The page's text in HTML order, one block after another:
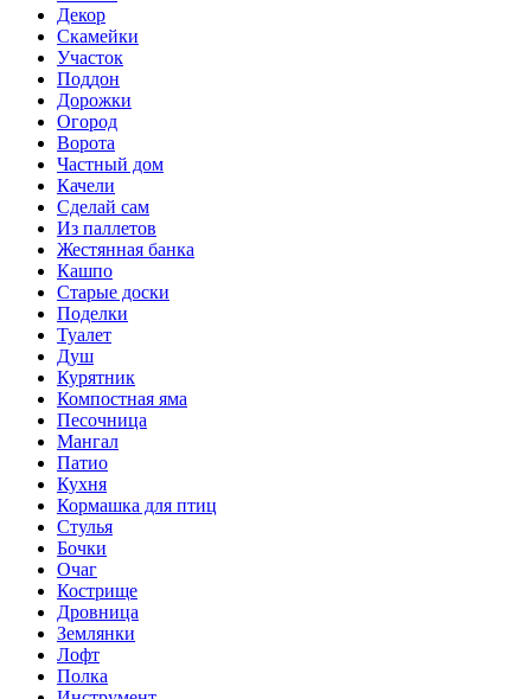
Декор
Скамейки
Участок
Поддон
Дорожки
Огород
Ворота
Частный дом
Качели
Сделай сам
Из паллетов
Жестянная банка
Кашпо
Старые доски
Поделки
Туалет
Душ
Курятник
Компостная яма
Песочница
Мангал
Патио
Кухня
Кормашка для птиц
Стулья
Бочки
Очаг
Кострище
Дровница
Землянки
Лофт
Полка